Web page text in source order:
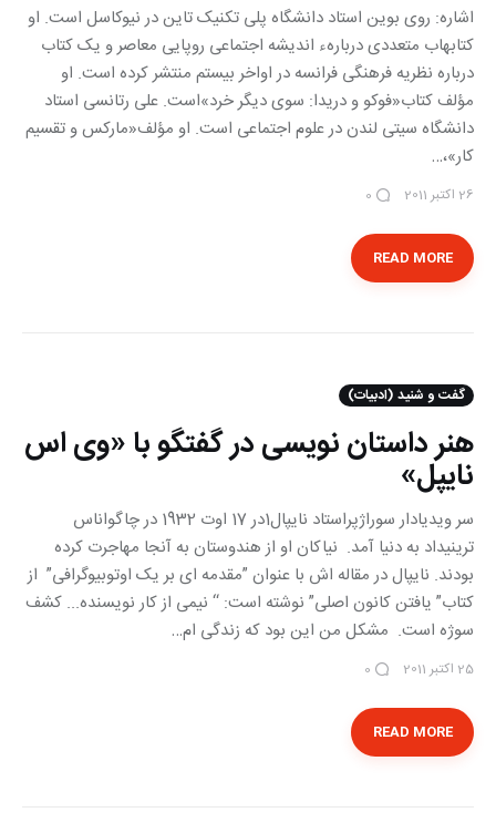
اشاره: روی بوین استاد دانشگاه پلی تکنیک تاین در نیوکاسل است. او
کتاب‏هاب متعددی دربارهء اندیشه اجتماعی روپایی‏ معاصر و یک کتاب
درباره نظریه فرهنگی فرانسه در اواخر بیستم منتشر کرده است. او
مؤلف کتاب«فوکو و دریدا: سوی دیگر خرد»است. علی رتانسی استاد
دانشگاه سیتی لندن در علوم اجتماعی است. او مؤلف«مارکس و تقسیم
کار»،…
26 اکتبر 2011 0
READ MORE
گفت و شنید (ادبیات)
هنر داستان نویسی در گفتگو با «وی اس
نایپل»
سر ویدیادار سوراژپراستاد نایپال‏1در 17 اوت 1932 در چاگواناس
ترینیداد به دنیا آمد. نیاکان او از هندوستان به آن‏جا مهاجرت کرده
بودند. نایپال در مقاله‏ اش با عنوان ”مقدمه‏ ای بر یک اوتوبیوگرافی” از
کتاب” یافتن کانون اصلی” نوشته است: “ نیمی از کار نویسنده... کشف
سوژه است. مشکل من این بود که زندگی‏ ام‏…
25 اکتبر 2011 0
READ MORE